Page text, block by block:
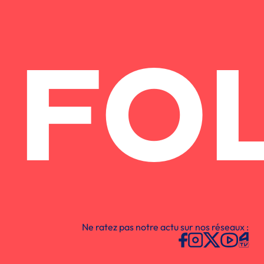
Ne ratez pas notre actu sur nos réseaux :